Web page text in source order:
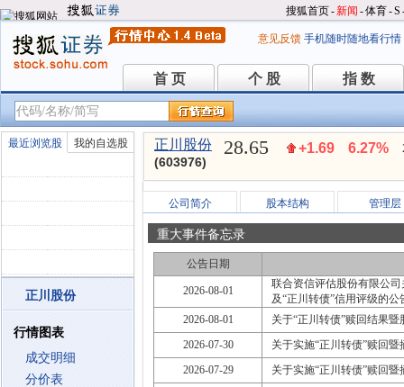
搜狐首页-新闻 -体育-S
意见反馈 手机随时随地看行情
首 页
首 页 个 股
个 股 指 数
指 数
最近浏览股 我的自选股
正川股份
行情图表
成交明细
分价表
正川股份
(603976)
28.65 +1.69 6.27%
公司简介 股本结构 管理层
重大事件备忘录
公告日期
2026-08-01
联合资信评估股份有限公
及“正川转债”信用评级的公
2026-08-01
关于“正川转债”赎回结果
2026-07-30
关于实施“正川转债”赎回
2026-07-29
关于实施“正川转债”赎回